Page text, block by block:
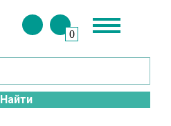
0
Найти